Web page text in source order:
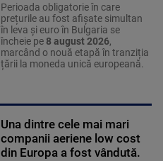
Perioada obligatorie în care
prețurile au fost afișate simultan
în leva și euro în Bulgaria se
încheie pe 8 august 2026,
marcând o nouă etapă în tranziția
țării la moneda unică europeană.
Una dintre cele mai mari
companii aeriene low cost
din Europa a fost vândută.